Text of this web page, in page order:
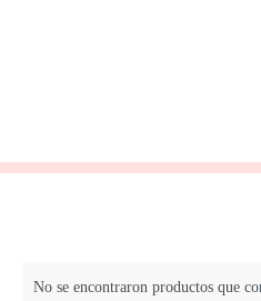
No se encontraron productos que